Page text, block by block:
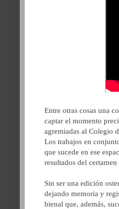
Entre otras cosas una
captar el momento
agremiadas al Colegio
Los trabajos en
que sucede en ese
resultados del
Sin ser una edición
dejando memoria y
bienal que, además,